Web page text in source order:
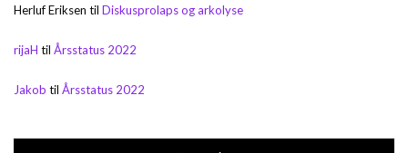
Herluf Eriksen til Diskusprolaps og arkolyse
rijaH til Årsstatus 2022
Jakob til Årsstatus 2022